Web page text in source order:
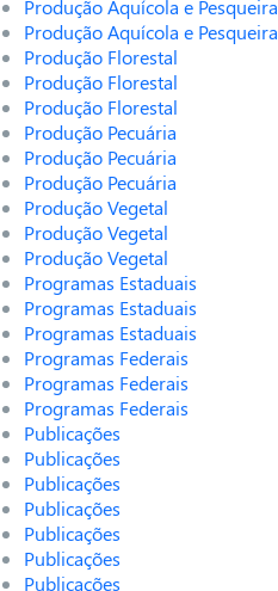
Produção Aquícola e Pesqueira
Produção Aquícola e Pesqueira
Produção Florestal
Produção Florestal
Produção Florestal
Produção Pecuária
Produção Pecuária
Produção Pecuária
Produção Vegetal
Produção Vegetal
Produção Vegetal
Programas Estaduais
Programas Estaduais
Programas Estaduais
Programas Federais
Programas Federais
Programas Federais
Publicações
Publicações
Publicações
Publicações
Publicações
Publicações
Publicações